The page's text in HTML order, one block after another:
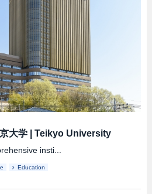
大学| Teikyo University
insti...
Education